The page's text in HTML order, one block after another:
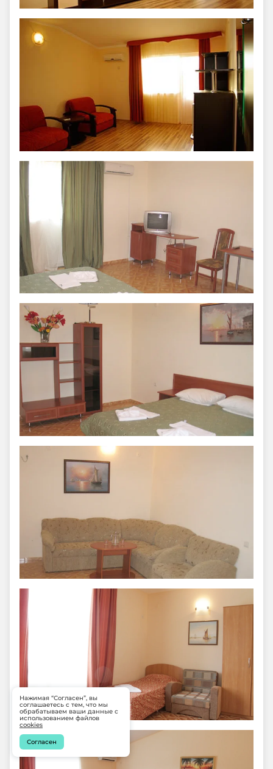
Нажимая “Согласен”, вы
соглашаетесь с тем, что мы
обрабатываем ваши данные с
использованием файлов
cookies
Согласен